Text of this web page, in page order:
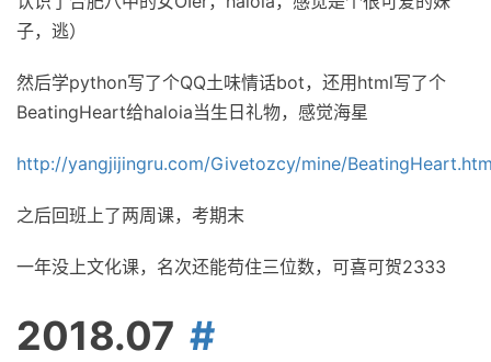
子，逃）
然后学python写了个QQ土味情话bot，还用html写了个
BeatingHeart给haloia当生日礼物，感觉海星
http://yangjijingru.com/Givetozcy/mine/
之后回班上了两周课，考期末
一年没上文化课，名次还能苟住三位数，可喜可贺2333
2018.07